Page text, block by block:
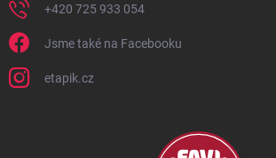
+420 725 933 054
Jsme také na Facebooku
etapik.cz